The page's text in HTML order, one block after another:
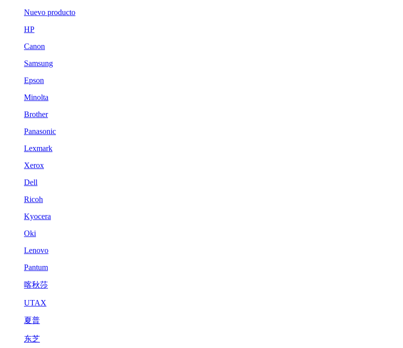
Nuevo producto
HP
Canon
Samsung
Epson
Minolta
Brother
Panasonic
Lexmark
Xerox
Dell
Ricoh
Kyocera
Oki
Lenovo
Pantum
喀秋莎
UTAX
夏普
东芝